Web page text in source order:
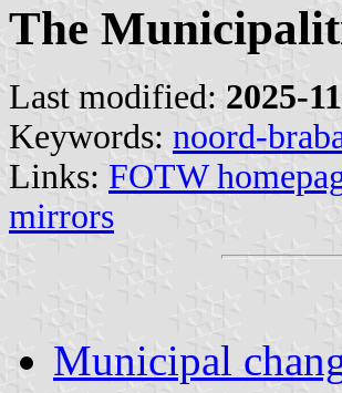
The
Last modified: 2025-
Keywords: noord-
Links: FOTW
mirrors
Municipal